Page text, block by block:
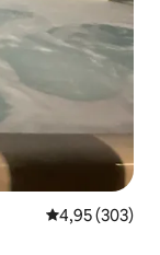
4,95 (303)